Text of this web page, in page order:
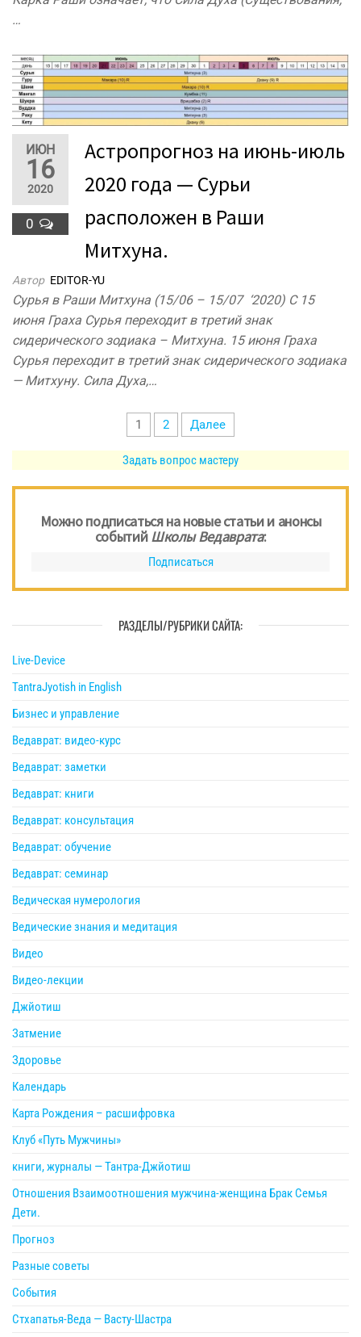
…
ИЮН
16
2020
0
Астропрогноз на июнь-июль
2020 года — Сурьи
расположен в Раши
Митхуна.
Автор EDITOR-YU
Сурья в Раши Митхуна (15/06 – 15/07 ‘2020) С 15
июня Граха Сурья переходит в третий знак
сидерического зодиака – Митхуна. 15 июня Граха
Сурья переходит в третий знак сидерического зодиака
— Митхуну. Сила Духа,…
записей
1 2 Далее
Задать вопрос мастеру
Можно подписаться на новые статьи и анонсы
событийШколы Ведаврата:
Подписаться
РАЗДЕЛЫ/РУБРИКИ САЙТА:
Live-Device
TantraJyotish in English
Бизнес и управление
Ведаврат: видео-курс
Ведаврат: заметки
Ведаврат: книги
Ведаврат: консультация
Ведаврат: обучение
Ведаврат: семинар
Ведическая нумерология
Ведические знания и медитация
Видео
Видео-лекции
Джйотиш
Затмение
Здоровье
Календарь
Карта Рождения – расшифровка
Клуб «Путь Мужчины»
книги, журналы — Тантра-Джйотиш
Отношения Взаимоотношения мужчина-женщина Брак Семья
Дети.
Прогноз
Разные советы
События
Стхапатья-Веда — Васту-Шастра